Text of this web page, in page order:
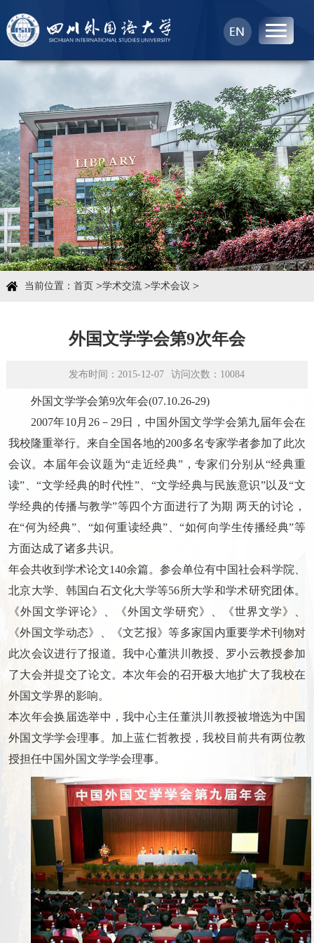
首页
中心概况
科学研究
学术团队
学术交流
当前位置： 首页>学术交流>学术会议 >
外国文学学会第9次年会
发布时间：2015-12-07 访问次数： 10084
外国文学学会第9次年会(07.10.26-29)
2007年10月26－29日，中国外国文学学会第九届年会在
我校隆重举行。来自全国各地的200多名专家学者参加了此次
会议。本届年会议题为“走近经典”，专家们分别从“经典重
读”、“文学经典的时代性”、“文学经典与民族意识”以及“文
学经典的传播与教学”等四个方面进行了为期 两天的讨论，
在“何为经典”、“如何重读经典”、“如何向学生传播经典”等
方面达成了诸多共识。
年会共收到学术论文140余篇。参会单位有中国社会科学院、
北京大学、韩国白石文化大学等56所大学和学术研究团体。
《外国文学评论》、《外国文学研究》、《世界文学》、
《外国文学动态》、《文艺报》等多家国内重要学术刊物对
此次会议进行了报道。我中心董洪川教授、罗小云教授参加
了大会并提交了论文。本次年会的召开极大地扩大了我校在
外国文学界的影响。
本次年会换届选举中，我中心主任董洪川教授被增选为中国
外国文学学会理事。加上蓝仁哲教授，我校目前共有两位教
授担任中国外国文学学会理事。